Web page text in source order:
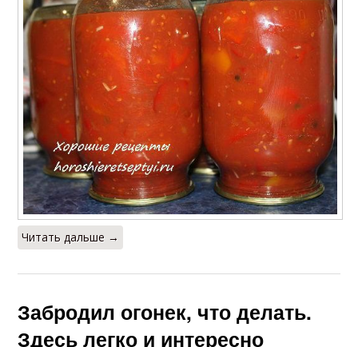
Читать дальше →
Забродил огонек, что делать.
Здесь легко и интересно